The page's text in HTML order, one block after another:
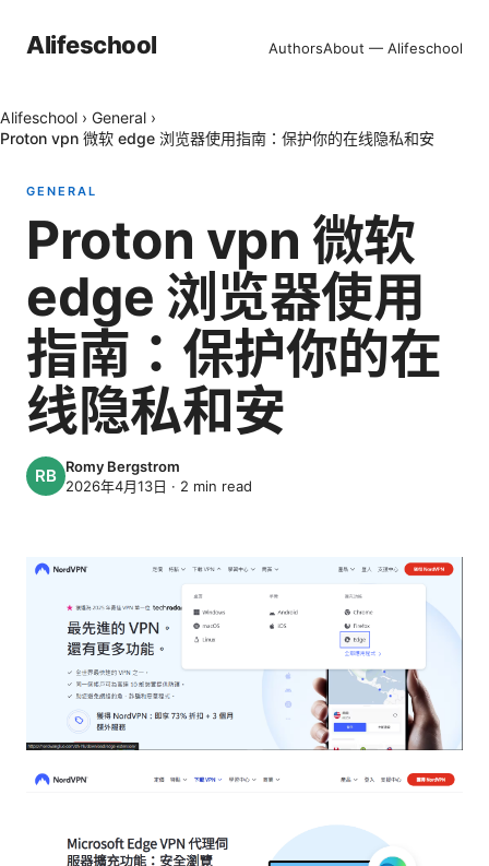
Alifeschool AuthorsAbout — Alifeschool
Alifeschool › General ›
Proton vpn 微软 edge 浏览器使用指南：保护你的在线隐私和安
GENERAL
Proton vpn 微软
edge 浏览器使用
指南：保护你的在
线隐私和安
Romy Bergstrom
2026年4月13日 · 2 min read